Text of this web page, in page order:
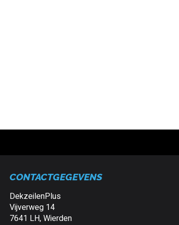
CONTACTGEGEVENS
DekzeilenPlus
Vijverweg 14
7641 LH, Wierden